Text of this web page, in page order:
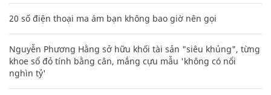
20 số điện thoại ma ám bạn không bao giờ nên gọi
Nguyễn Phương Hằng sở hữu khối tài sản "siêu khủng", từng
khoe sổ đỏ tính bằng cân, mắng cựu mẫu 'không có nổi
nghìn tỷ'